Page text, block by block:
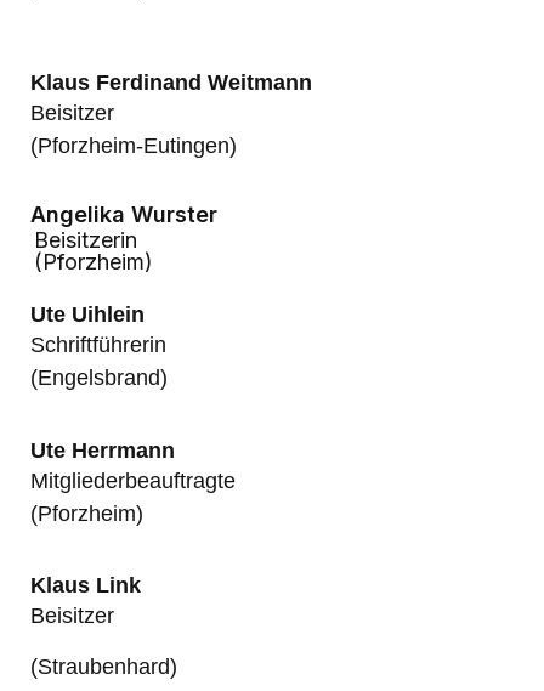
Klaus Ferdinand Weitmann
Beisitzer
(Pforzheim-Eutingen)
Angelika Wurster
Beisitzerin
(Pforzheim)
Ute Uihlein
Schriftführerin
(Engelsbrand)
Ute Herrmann
Mitgliederbeauftragte
(Pforzheim)
Klaus Link
Beisitzer
(Straubenhard)